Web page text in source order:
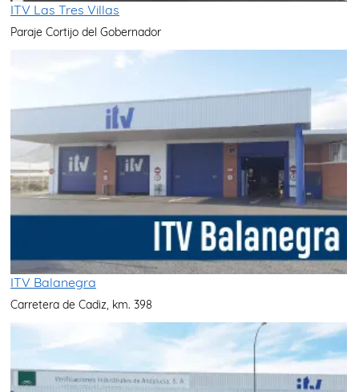
ITV Las Tres Villas
Paraje Cortijo del Gobernador
ITV Balanegra
Carretera de Cadiz, km. 398